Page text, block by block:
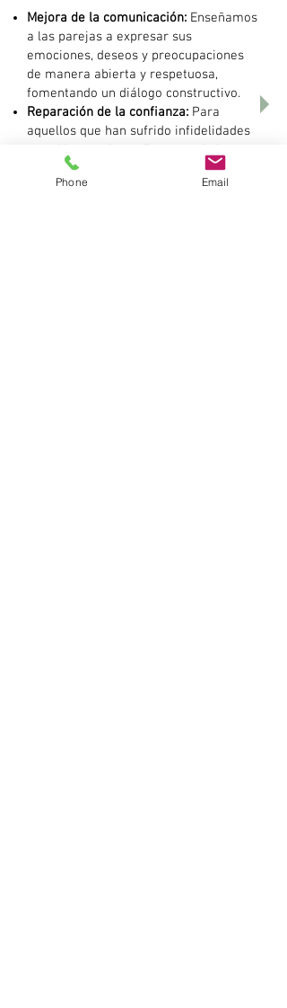
Mejora de la comunicación: Enseñamos
a las parejas a expresar sus
emociones, deseos y preocupaciones
de manera abierta y respetuosa,
fomentando un diálogo constructivo.
Reparación de la confianza: Para
aquellos que han sufrido infidelidades
o problemas de confianza, trabajamos
en reconstruir el respeto mutuo y
fortalecer la relación mediante la
Phone Email